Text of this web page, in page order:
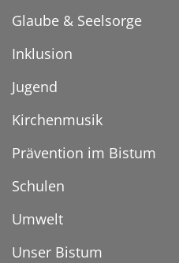
Glaube & Seelsorge
Inklusion
Jugend
Kirchenmusik
Prävention im Bistum
Schulen
Umwelt
Unser Bistum